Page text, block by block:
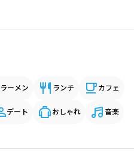
ラーメン ランチ カフェ
デート おしゃれ 音楽